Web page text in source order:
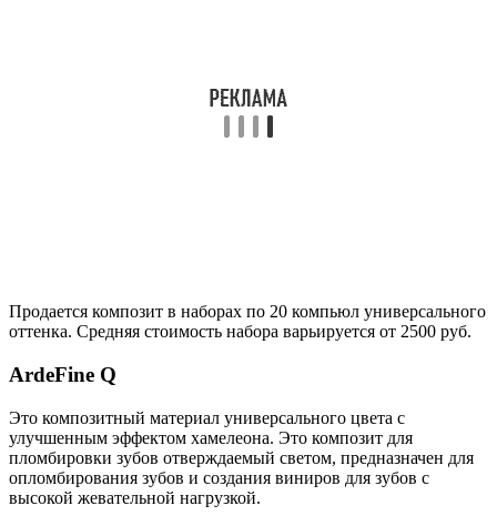
Продается композит в наборах по 20 компьюл универсального
оттенка. Средняя стоимость набора варьируется от 2500 руб.
ArdeFine Q
Это композитный материал универсального цвета с
улучшенным эффектом хамелеона. Это композит для
пломбировки зубов отверждаемый светом, предназначен для
опломбирования зубов и создания виниров для зубов с
высокой жевательной нагрузкой.